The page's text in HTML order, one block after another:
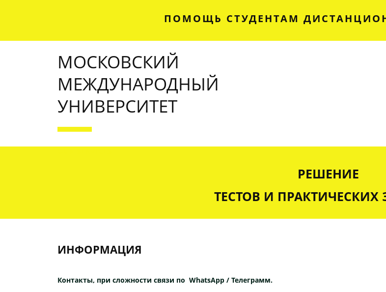
ПОМОЩЬ СТУДЕНТАМ
МОСКОВСКИЙ
МЕЖДУНАРОДНЫЙ
УНИВЕРСИТЕТ
РЕШЕНИЕ
ТЕСТОВ И
ИНФОРМАЦИЯ
Контакты, при сложности связи по WhatsApp / Телеграмм.